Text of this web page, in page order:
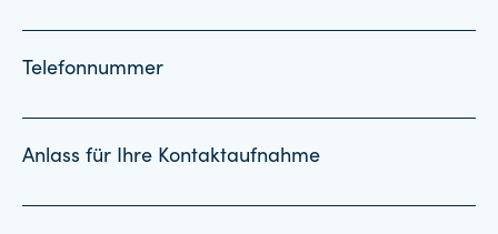
Telefonnummer
Anlass für Ihre Kontaktaufnahme